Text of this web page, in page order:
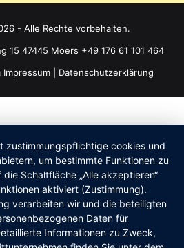
- Alle Rechte vorbehalten.
15 47445 Moers +49 176 61 101 464
Impressum Datenschutzerklärung
zustimmungspflichtige cookies und
um bestimmte Funktionen zu
Schaltfläche „Alle akzeptieren“
aktiviert (Zustimmung).
verarbeiten wir und die beteiligten
Daten für
Informationen zu Zweck,